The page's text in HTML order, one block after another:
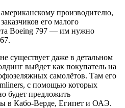
производителю,
его малого
Boeing 797 — им нужно
существует даже в детальном
выйдет как покупатель на
самолётов. Там его
с помощью которых
будет предложить
в Кабо-Верде, Египет и ОАЭ.